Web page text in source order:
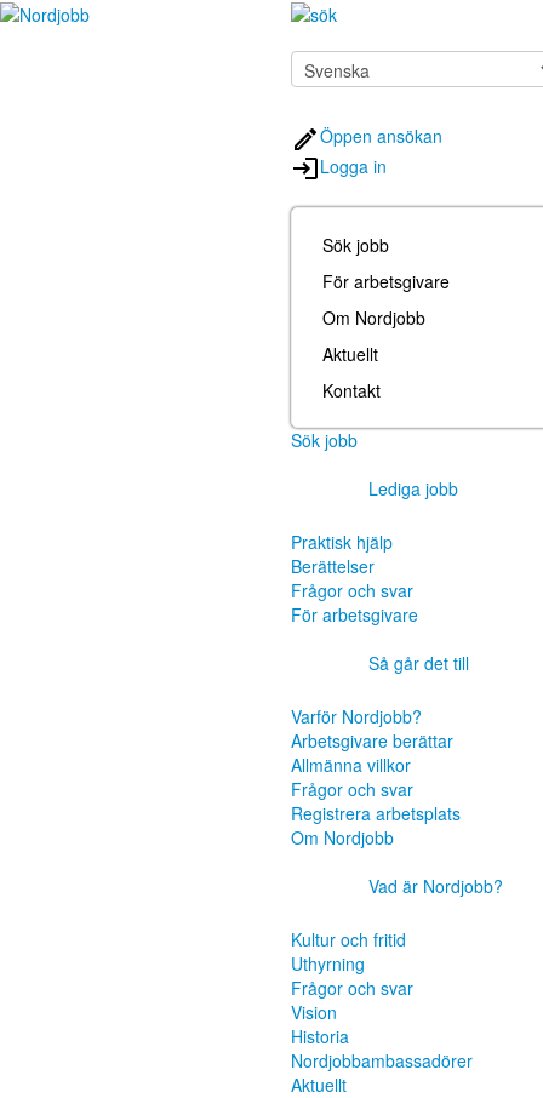
Öppen ansökan
Logga in
Sök jobb
För arbetsgivare
Om Nordjobb
Aktuellt
Kontakt
Sök jobb
Lediga jobb
Praktisk hjälp
Berättelser
Frågor och svar
För arbetsgivare
Så går det till
Varför Nordjobb?
Arbetsgivare berättar
Allmänna villkor
Frågor och svar
Registrera arbetsplats
Om Nordjobb
Vad är Nordjobb?
Kultur och fritid
Uthyrning
Frågor och svar
Vision
Historia
Nordjobbambassadörer
Aktuellt